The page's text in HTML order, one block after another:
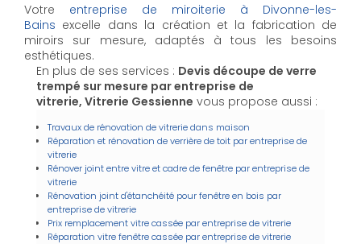
Votre entreprise de miroiterie à Divonne-les-
Bains excelle dans la création et la fabrication de
miroirs sur mesure, adaptés à tous les besoins
esthétiques.
En plus de ses services : Devis découpe de verre
trempé sur mesure par entreprise de
vitrerie, Vitrerie Gessienne vous propose aussi :
Travaux de rénovation de vitrerie dans maison
Réparation et rénovation de verrière de toit par entreprise de
vitrerie
Rénover joint entre vitre et cadre de fenêtre par entreprise de
vitrerie
Rénovation joint d'étanchéité pour fenêtre en bois par
entreprise de vitrerie
Prix remplacement vitre cassée par entreprise de vitrerie
Réparation vitre fenêtre cassée par entreprise de vitrerie